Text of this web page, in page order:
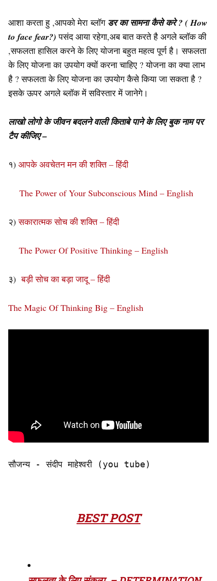
आशा करता हु ,आपको मेरा ब्लॉग डर का सामना कैसे करे ? ( How
to face fear?)पसंद आया रहेगा,अब बात करते है अगले ब्लॉक की
,सफलता हासिल करने के लिए योजना बहुत महत्व पूर्ण है। सफलता
के लिए योजना का उपयोग क्यों करना चाहिए ? योजना का क्या लाभ
है ? सफलता के लिए योजना का उपयोग कैसे किया जा सकता है ?
इसके ऊपर अगले ब्लॉक में सविस्तार में जानेगे।
लाखो लोगो के जीवन बदलने वाली किताबे पाने के लिए बुक नाम पर
टैप कीजिए –
१) आपके अवचेतन मन की शक्ति – हिंदी
The Power of Your Subconscious Mind – English
२)सकारात्मक सोच की शक्ति – हिंदी
The Power Of Positive Thinking – English
३)बड़ी सोच का बड़ा जादू – हिंदी
The Magic Of Thinking Big – English
सौजन्य - संदीप माहेश्वरी (you tube)
BEST POST